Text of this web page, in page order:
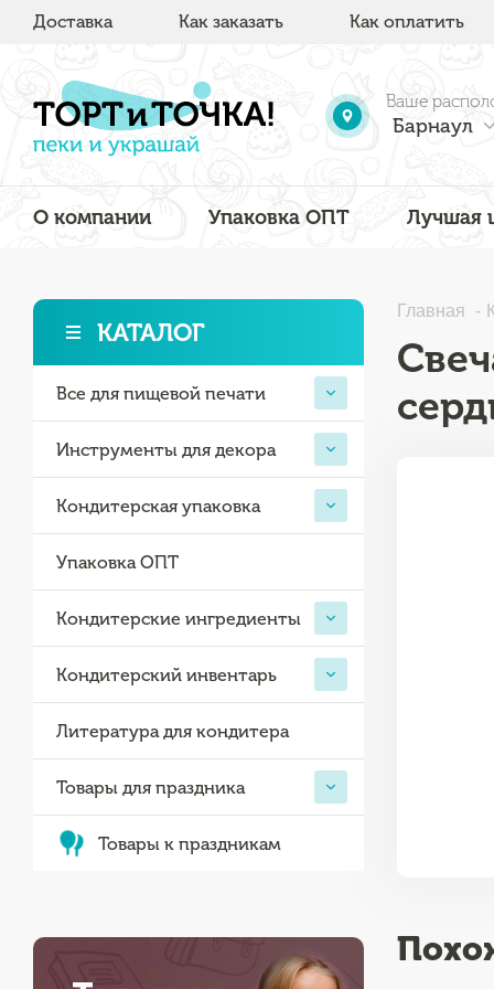
Доставка Как заказать Как оплатить
Ваше
Барнаул
О компании Упаковка ОПТ Лучшая
КАТАЛОГ
Все для пищевой печати
Инструменты для декора
Кондитерская упаковка
Упаковка ОПТ
Кондитерские ингредиенты
Кондитерский инвентарь
Литература для кондитера
Товары для праздника
Товары к праздникам
Главная